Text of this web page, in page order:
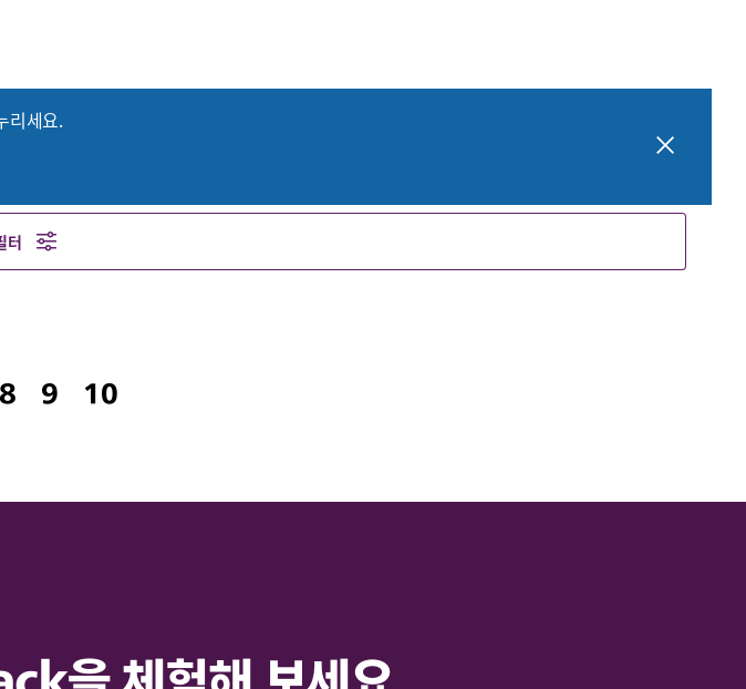
리세요.
터
8 9 10